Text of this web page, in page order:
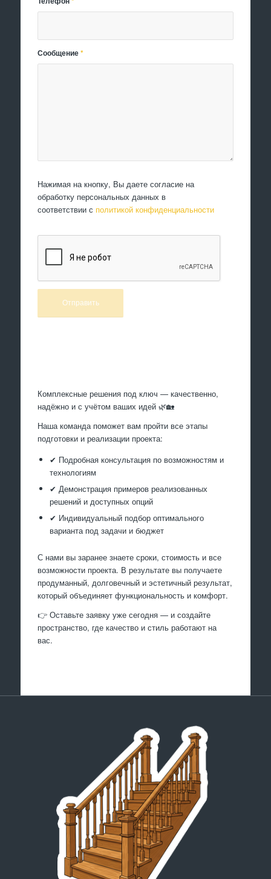
Сообщение*
Нажимая на кнопку, Вы даете согласие на
обработку персональных данных в
соответствии с политикой конфиденциальности
Комплексные решения под ключ — качественно,
надёжно и с учётом ваших идей 🌿🏡
Наша команда поможет вам пройти все этапы
подготовки и реализации проекта:
✔ Подробная консультация по возможностям и
технологиям
✔ Демонстрация примеров реализованных
решений и доступных опций
✔ Индивидуальный подбор оптимального
варианта под задачи и бюджет
С нами вы заранее знаете сроки, стоимость и все
возможности проекта. В результате вы получаете
продуманный, долговечный и эстетичный результат,
который объединяет функциональность и комфорт.
👉 Оставьте заявку уже сегодня — и создайте
пространство, где качество и стиль работают на
вас.